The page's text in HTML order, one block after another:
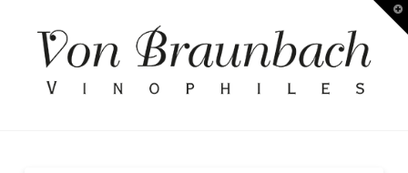
Kellerei